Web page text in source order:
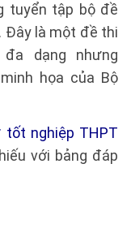
tuyển tập bộ đề
Đây là một đề thi
dạng nhưng
họa của Bộ
nghiệp THPT
với bảng đáp